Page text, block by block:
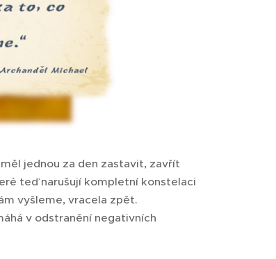
jednou za den zastavit, zavřít
teď narušují kompletní konstelaci
vyšleme, vracela zpět.
v odstranění negativních